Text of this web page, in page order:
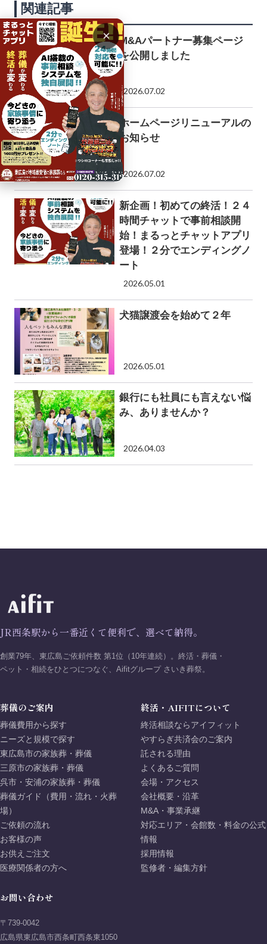
関連記事
M&Aパートナー募集ページ
を公開しました
2026.07.02
ホームページリニューアルの
お知らせ
2026.07.02
新企画！初めての終活！２４
時間チャットで事前相談開
始！まるっとチャットアプリ
登場！２分でエンディングノ
ート
2026.05.01
犬猫譲渡会を始めて２年
2026.05.01
銀行にも社員にも言えない悩
み、ありませんか？
2026.04.03
JR西条駅から一番近くて便利で、選べて納得。
創業79年、東広島ご依頼件数 第1位（10年連続）。終活・葬儀・
ペット・相続をひとつにつなぐ、Aifitグループ さいき葬祭。
葬儀のご案内
葬儀費用から探す
ニーズと規模で探す
東広島市の家族葬・葬儀
三原市の家族葬・葬儀
呉市・安浦の家族葬・葬儀
葬儀ガイド（費用・流れ・火葬
場）
ご依頼の流れ
お客様の声
お供えご注文
医療関係者の方へ
終活・AIFITについて
終活相談ならアイフィット
やすらぎ共済会のご案内
託される理由
よくあるご質問
会場・アクセス
会社概要・沿革
M&A・事業承継
対応エリア・会館数・料金の公式
情報
採用情報
監修者・編集方針
お問い合わせ
〒739-0042
広島県東広島市西条町西条東1050
×